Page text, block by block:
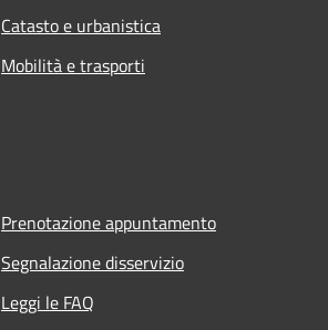
Catasto e urbanistica
Mobilità e trasporti
Prenotazione appuntamento
Segnalazione disservizio
Leggi le FAQ